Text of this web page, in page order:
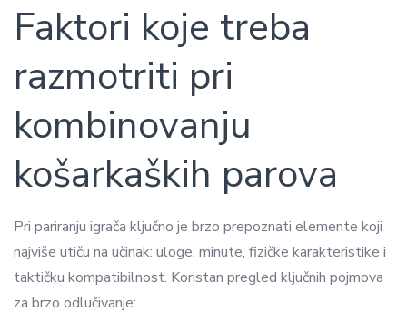
Faktori koje treba
razmotriti pri
kombinovanju
košarkaških parova
Pri pariranju igrača ključno je brzo prepoznati elemente koji
najviše utiču na učinak: uloge, minute, fizičke karakteristike i
taktičku kompatibilnost. Koristan pregled ključnih pojmova
za brzo odlučivanje: